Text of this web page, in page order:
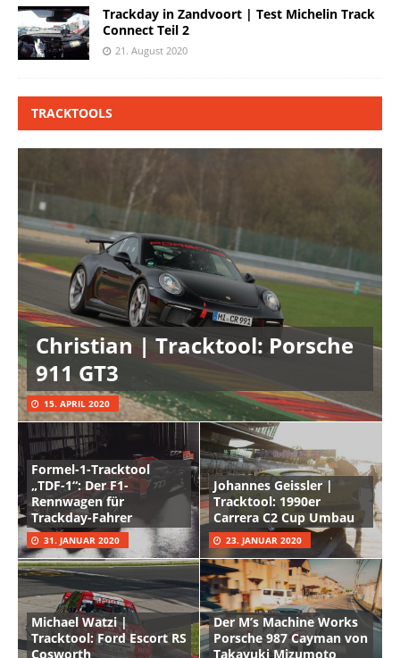
Trackday in Zandvoort | Test Michelin Track
Connect Teil 2
21. August 2020
TRACKTOOLS
Christian | Tracktool: Porsche
911 GT3
15. APRIL 2020
Formel-1-Tracktool
„TDF-1“: Der F1-
Rennwagen für
Trackday-Fahrer
31. JANUAR 2020
Johannes Geissler |
Tracktool: 1990er
Carrera C2 Cup Umbau
23. JANUAR 2020
Michael Watzi |
Tracktool: Ford Escort RS
Cosworth
Der M’s Machine Works
Porsche 987 Cayman von
Takayuki Mizumoto